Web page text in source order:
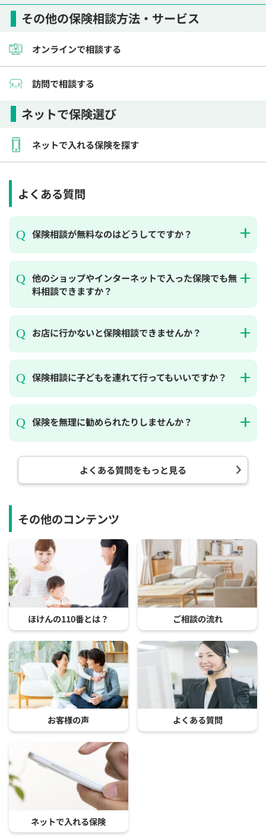
その他の保険相談方法・サービス
オンラインで相談する
訪問で相談する
ネットで保険選び
ネットで入れる保険を探す
よくある質問
保険相談が無料なのはどうしてですか？
他のショップやインターネットで入った保険でも無
料相談できますか？
お店に行かないと保険相談できませんか？
保険相談に子どもを連れて行ってもいいですか？
保険を無理に勧められたりしませんか？
よくある質問をもっと見る
その他のコンテンツ
ほけんの110番とは？ ご相談の流れ
お客様の声 よくある質問
ネットで入れる保険